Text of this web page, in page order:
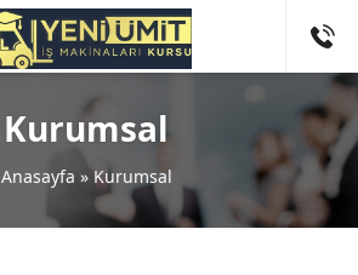
Kurumsal
Anasayfa »Kurumsal